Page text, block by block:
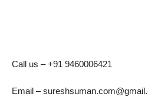
Call us – +91 9460006421
Email –